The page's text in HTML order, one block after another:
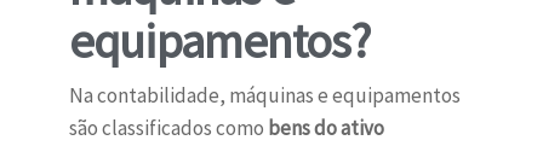
equipamentos?
Na contabilidade, máquinas e equipamentos
são classificados como bens do ativo